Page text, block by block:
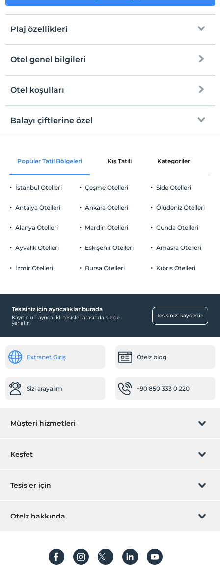
Plaj özellikleri
Plaja
Kum, çakıl karışık plaj
Kıyıdan itibaren derin deniz
Otel genel bilgileri
Ücretsiz Wi-fi
Yiyecek & İçecek
Restoran (Açık Büfe)
Bebek
Günlük temizlik hizmeti
Dinlenme salonu
Odalar
Diğer
24 saat açık resepsiyon
Bagaj muhafazası
Öne Çıkan Özellikler
Otel koşulları
Check/in
En erken saat 14:00 ve sonrası
Check/out
Evcil Hayvan
Sigara
Yaş kısıtlaması
edilir
2 yaşına kadar olan bebekler ücretsizdir.
Balayı çiftlerine özel
Oda süslemesi
Popüler Tatil Bölgeleri Kış Tatili Kategoriler
İstanbul Otelleri
Antalya Otelleri
Alanya Otelleri
Ayvalık Otelleri
İzmir Otelleri
Çeşme Otelleri
Ankara Otelleri
Mardin Otelleri
Eskişehir Otelleri
Bursa Otelleri
Side Otelleri
Ölüdeniz Otelleri
Cunda Otelleri
Amasra Otelleri
Kıbrıs Otelleri
Tesisiniz için ayrıcalıklar burada
Kayıt olun ayrıcalıklı tesisler arasında siz de
yer alın
Tesisinizi kaydedin
Extranet Giriş Otelz blog
Sizi arayalım +90 850 333 0 220
Müşteri hizmetleri
Rezervasyon yönet
Sıkça sorulan sorular
Keşfet
Hediye Kart
Hesap oluştur
Tesisler için
Hemen tesisinizi ekleyin
Otelz hakkında